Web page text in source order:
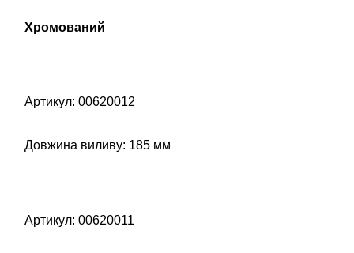
Хромований
Артикул: 00620012
Довжина виливу: 185 мм
Артикул: 00620011